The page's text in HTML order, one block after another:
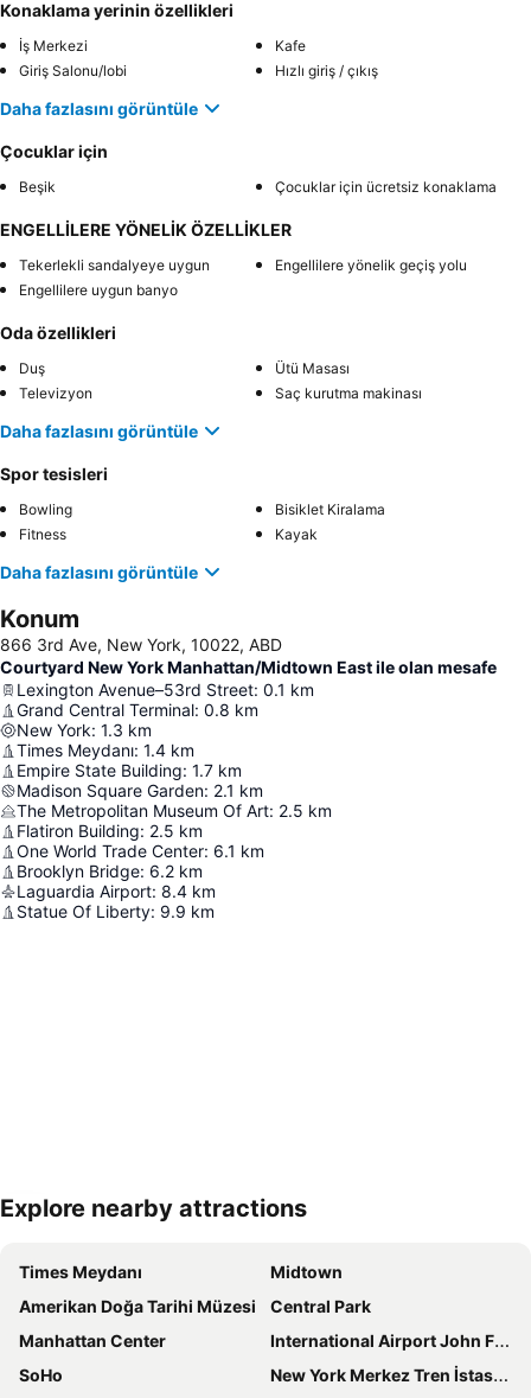
Konaklama yerinin özellikleri
İş Merkezi
Kafe
Giriş Salonu/lobi
Hızlı giriş / çıkış
Daha fazlasını görüntüle
Çocuklar için
Beşik Çocuklar için ücretsiz konaklama
ENGELLİLERE YÖNELİK ÖZELLİKLER
Tekerlekli sandalyeye uygun
Engellilere yönelik geçiş yolu
Engellilere uygun banyo
Oda özellikleri
Duş
Ütü Masası
Televizyon
Saç kurutma makinası
Daha fazlasını görüntüle
Spor tesisleri
Bowling
Bisiklet Kiralama
Fitness
Kayak
Daha fazlasını görüntüle
Konum
866 3rd Ave, New York, 10022, ABD
Courtyard New York Manhattan/Midtown East ile olan mesafe
Lexington Avenue–53rd Street: 0.1 km
Grand Central Terminal: 0.8 km
New York: 1.3 km
Times Meydanı: 1.4 km
Empire State Building: 1.7 km
Madison Square Garden: 2.1 km
The Metropolitan Museum Of Art: 2.5 km
Flatiron Building: 2.5 km
One World Trade Center: 6.1 km
Brooklyn Bridge: 6.2 km
Laguardia Airport: 8.4 km
Statue Of Liberty: 9.9 km
Haritayı genişlet
Explore nearby attractions
Times Meydanı
Midtown
Amerikan Doğa Tarihi Müzesi
Central Park
Manhattan Center
International Airport John F. Kennedy
SoHo
New York Merkez Tren İstasyonu